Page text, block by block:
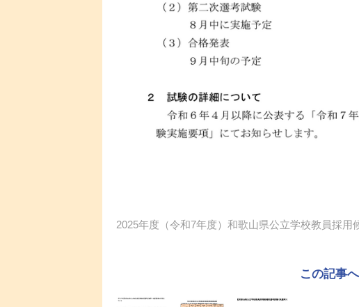
2025年度（令和7年度）和歌山県公立学校教員採
この記事